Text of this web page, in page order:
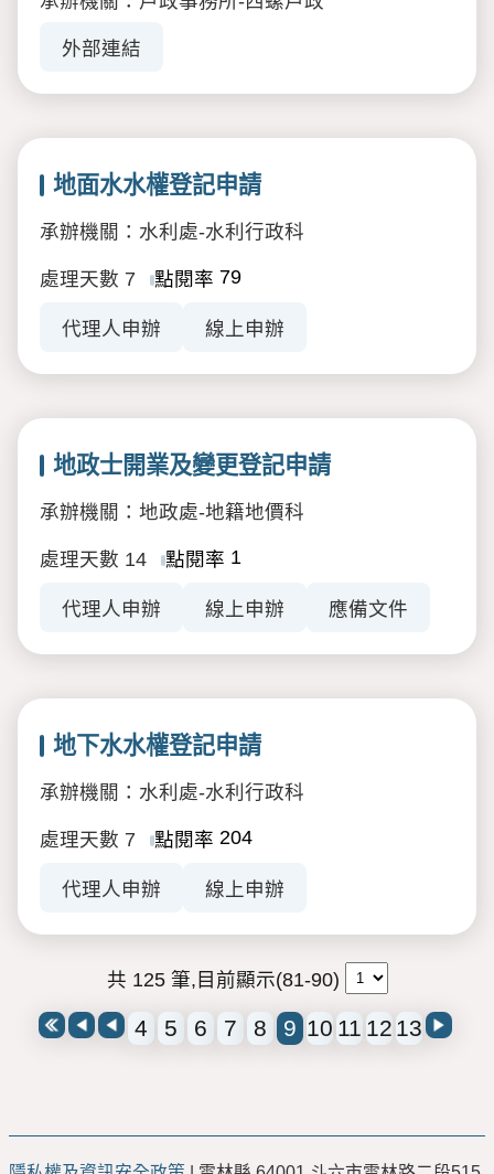
外部連結
地面水水權登記申請
承辦機關：水利處-水利行政科
處理天數 7 點閱率 79
代理人申辦 線上申辦
地政士開業及變更登記申請
承辦機關：地政處-地籍地價科
處理天數 14 點閱率 1
代理人申辦 線上申辦 應備文件
地下水水權登記申請
承辦機關：水利處-水利行政科
處理天數 7 點閱率 204
代理人申辦 線上申辦
共 125 筆,目前顯示(81-90)
4 5 6 7 8 9 10 11 12 13